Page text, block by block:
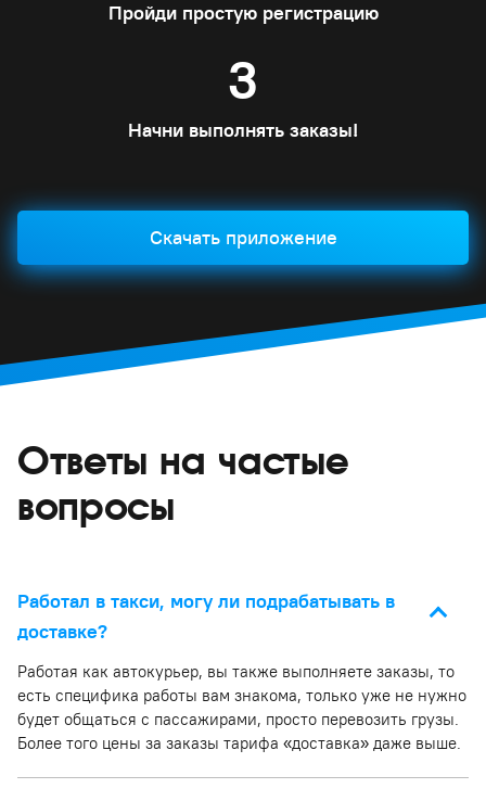
Пройди простую регистрацию
3
Начни выполнять заказы!
Скачать приложение
Ответы на частые
вопросы
Работал в такси, могу ли подрабатывать в
доставке?
Работая как автокурьер, вы также выполняете заказы, то
есть специфика работы вам знакома, только уже не нужно
будет общаться с пассажирами, просто перевозить грузы.
Более того цены за заказы тарифа «доставка» даже выше.